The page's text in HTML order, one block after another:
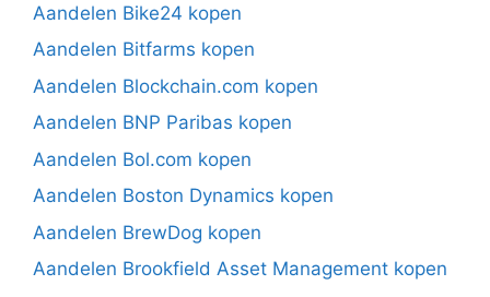
Aandelen Bike24 kopen
Aandelen Bitfarms kopen
Aandelen Blockchain.com kopen
Aandelen BNP Paribas kopen
Aandelen Bol.com kopen
Aandelen Boston Dynamics kopen
Aandelen BrewDog kopen
Aandelen Brookfield Asset Management kopen